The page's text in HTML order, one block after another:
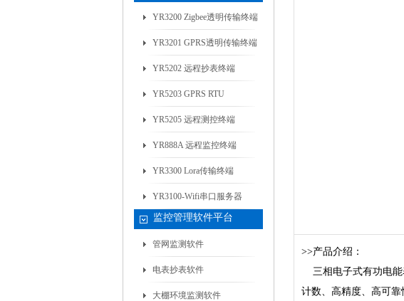
YR3200 Zigbee透明传输终端
YR3201 GPRS透明传输终端
YR5202 远程抄表终端
YR5203 GPRS RTU
YR5205 远程测控终端
YR888A 远程监控终端
YR3300 Lora传输终端
YR3100-Wifi串口服务器
监控管理软件平台
管网监测软件
电表抄表软件
大棚环境监测软件
>>产品介绍：
三相电子式有功电能
计数、高精度、高可